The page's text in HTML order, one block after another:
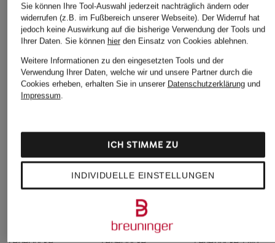
ARMA
Sie können Ihre Tool-Auswahl jederzeit nachträglich ändern oder
widerrufen (z.B. im Fußbereich unserer Webseite). Der Widerruf hat
jedoch keine Auswirkung auf die bisherige Verwendung der Tools und
Ihrer Daten. Sie können hierden Einsatz von Cookies ablehnen.
Weitere Informationen zu den eingesetzten Tools und der
Verwendung Ihrer Daten, welche wir und unsere Partner durch die
Cookies erheben, erhalten Sie in unserer Datenschutzerklärungund
Impressum.
INDIVIDUELLE EINSTELLUNGEN
ICH STIMME ZU